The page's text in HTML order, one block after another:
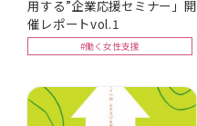
用する”企業応援セミナー」開
催レポートvol.1
#働く女性支援